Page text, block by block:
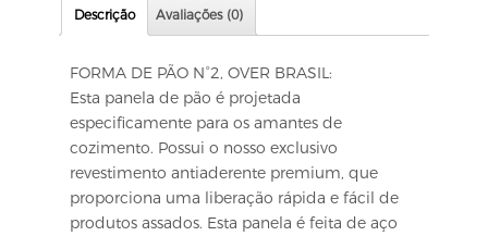
Descrição Avaliações (0)
FORMA DE PÃO N°2, OVER BRASIL:
Esta panela de pão é projetada
especificamente para os amantes de
cozimento. Possui o nosso exclusivo
revestimento antiaderente premium, que
proporciona uma liberação rápida e fácil de
produtos assados. Esta panela é feita de aço